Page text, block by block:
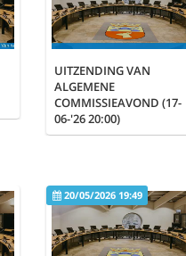
UITZENDING VAN
ALGEMENE
COMMISSIEAVOND (17-
06-'26 20:00)
20/05/2026 19:49